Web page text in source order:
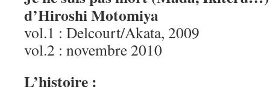
d’Hiroshi Motomiya
vol.1 : Delcourt/Akata, 2009
vol.2 : novembre 2010
L’histoire :